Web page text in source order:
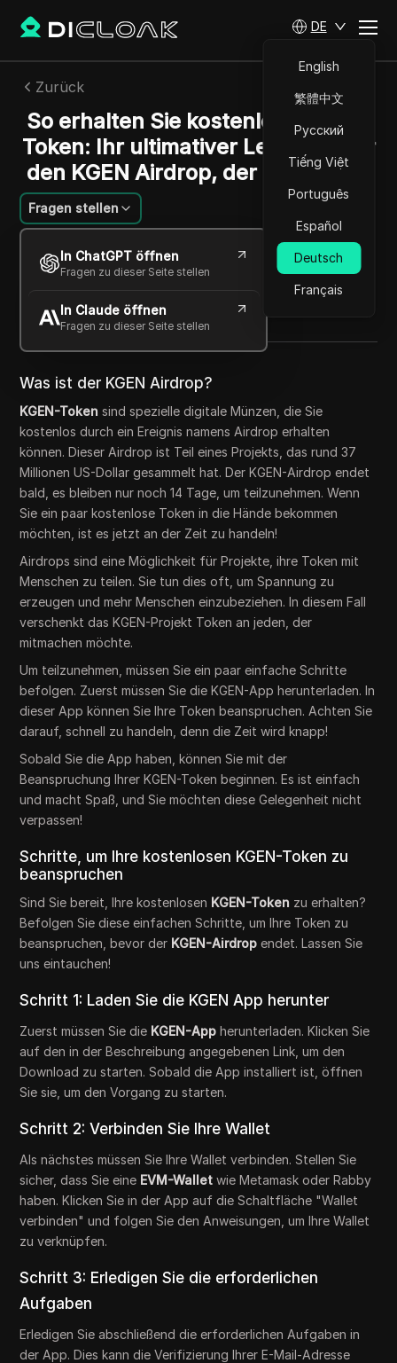
DE
English
繁體中文
Русский
Tiếng Việt
Português
Español
Deutsch
Français
Zurück
So erhalten Sie kostenlose KGEN-
Token: Ihr ultimativer Leitfaden für
den KGEN Airdrop, der bald endet
Fragen stellen
In ChatGPT öffnen
Fragen zu dieser Seite stellen
In Claude öffnen
Fragen zu dieser Seite stellen
Emily Grace Johnson
07 Okt. 2025 2 min lesen
Copy Link
Was ist der KGEN Airdrop?
KGEN-Token sind spezielle digitale Münzen, die Sie
kostenlos durch ein Ereignis namens Airdrop erhalten
können. Dieser Airdrop ist Teil eines Projekts, das rund 37
Millionen US-Dollar gesammelt hat. Der KGEN-Airdrop endet
bald, es bleiben nur noch 14 Tage, um teilzunehmen. Wenn
Sie ein paar kostenlose Token in die Hände bekommen
möchten, ist es jetzt an der Zeit zu handeln!
Airdrops sind eine Möglichkeit für Projekte, ihre Token mit
Menschen zu teilen. Sie tun dies oft, um Spannung zu
erzeugen und mehr Menschen einzubeziehen. In diesem Fall
verschenkt das KGEN-Projekt Token an jeden, der
mitmachen möchte.
Um teilzunehmen, müssen Sie ein paar einfache Schritte
befolgen. Zuerst müssen Sie die KGEN-App herunterladen. In
dieser App können Sie Ihre Token beanspruchen. Achten Sie
darauf, schnell zu handeln, denn die Zeit wird knapp!
Sobald Sie die App haben, können Sie mit der
Beanspruchung Ihrer KGEN-Token beginnen. Es ist einfach
und macht Spaß, und Sie möchten diese Gelegenheit nicht
verpassen!
Schritte, um Ihre kostenlosen KGEN-Token zu
beanspruchen
Sind Sie bereit, Ihre kostenlosen KGEN-Token zu erhalten?
Befolgen Sie diese einfachen Schritte, um Ihre Token zu
beanspruchen, bevor der KGEN-Airdrop endet. Lassen Sie
uns eintauchen!
Schritt 1: Laden Sie die KGEN App herunter
Zuerst müssen Sie die KGEN-App herunterladen. Klicken Sie
auf den in der Beschreibung angegebenen Link, um den
Download zu starten. Sobald die App installiert ist, öffnen
Sie sie, um den Vorgang zu starten.
Schritt 2: Verbinden Sie Ihre Wallet
Als nächstes müssen Sie Ihre Wallet verbinden. Stellen Sie
sicher, dass Sie eine EVM-Wallet wie Metamask oder Rabby
haben. Klicken Sie in der App auf die Schaltfläche "Wallet
verbinden" und folgen Sie den Anweisungen, um Ihre Wallet
zu verknüpfen.
Schritt 3: Erledigen Sie die erforderlichen
Aufgaben
Erledigen Sie abschließend die erforderlichen Aufgaben in
der App. Dies kann die Verifizierung Ihrer E-Mail-Adresse